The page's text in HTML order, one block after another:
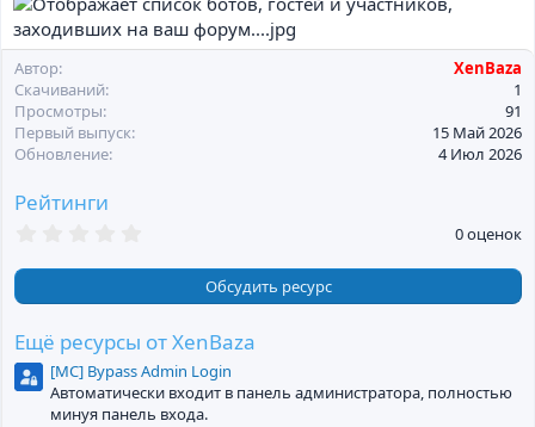
Автор
XenBaza
Скачиваний
1
Просмотры
91
Первый выпуск
15 Май 2026
Обновление
4 Июл 2026
Рейтинги
0
з
ё
з
д
0 оценок
Обсудить ресурс
Ещё ресурсы от XenBaza
[MC] Bypass Admin Login
Автоматически входит в панель администратора, полностью
минуя панель входа.